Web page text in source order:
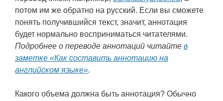
потом им же обратно на русский. Если вы сможете
понять получившийся текст, значит, аннотация
будет нормально восприниматься читателями.
Подробнее о переводе аннотаций читайте в
заметке «Как составить аннотацию на
английском языке».
Какого объема должна быть аннотация? Обычно